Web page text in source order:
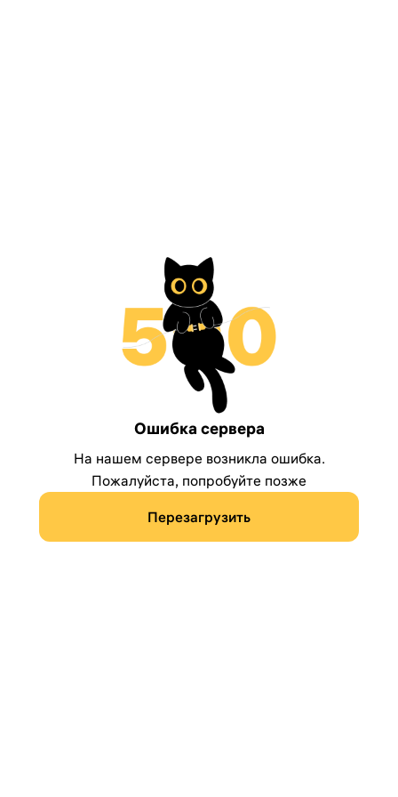
Ошибка сервера
На нашем сервере возникла ошибка.
Пожалуйста, попробуйте позже
Перезагрузить